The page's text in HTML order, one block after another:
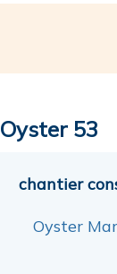
Oyster 53
chantier
Oyster